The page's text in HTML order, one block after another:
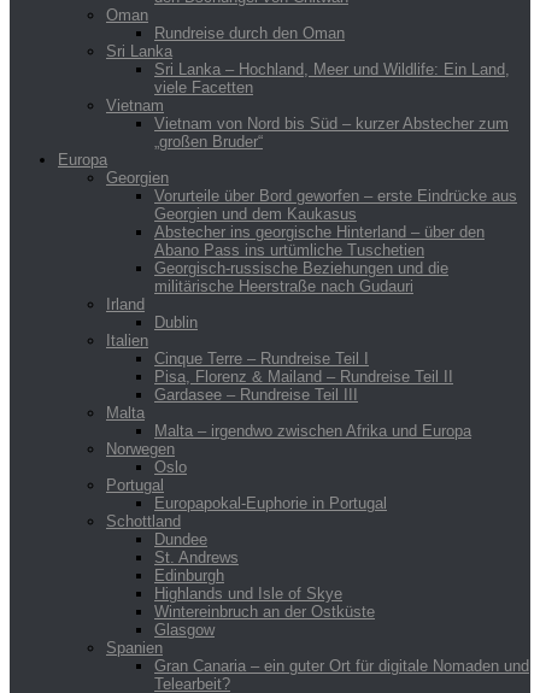
Oman
Rundreise durch den Oman
Sri Lanka
Sri Lanka – Hochland, Meer und Wildlife: Ein Land,
viele Facetten
Vietnam
Vietnam von Nord bis Süd – kurzer Abstecher zum
„großen Bruder“
Europa
Georgien
Vorurteile über Bord geworfen – erste Eindrücke aus
Georgien und dem Kaukasus
Abstecher ins georgische Hinterland – über den
Abano Pass ins urtümliche Tuschetien
Georgisch-russische Beziehungen und die
militärische Heerstraße nach Gudauri
Irland
Dublin
Italien
Cinque Terre – Rundreise Teil I
Pisa, Florenz & Mailand – Rundreise Teil II
Gardasee – Rundreise Teil III
Malta
Malta – irgendwo zwischen Afrika und Europa
Norwegen
Oslo
Portugal
Europapokal-Euphorie in Portugal
Schottland
Dundee
St. Andrews
Edinburgh
Highlands und Isle of Skye
Wintereinbruch an der Ostküste
Glasgow
Spanien
Gran Canaria – ein guter Ort für digitale Nomaden und
Telearbeit?